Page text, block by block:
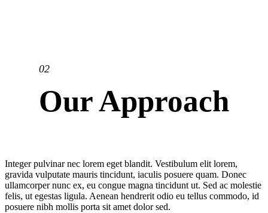
02
Our Approach
Integer pulvinar nec lorem eget blandit. Vestibulum elit lorem,
gravida vulputate mauris tincidunt, iaculis posuere quam. Donec
ullamcorper nunc ex, eu congue magna tincidunt ut. Sed ac molestie
felis, ut egestas ligula. Aenean hendrerit odio eu tellus commodo, id
posuere nibh mollis porta sit amet dolor sed.